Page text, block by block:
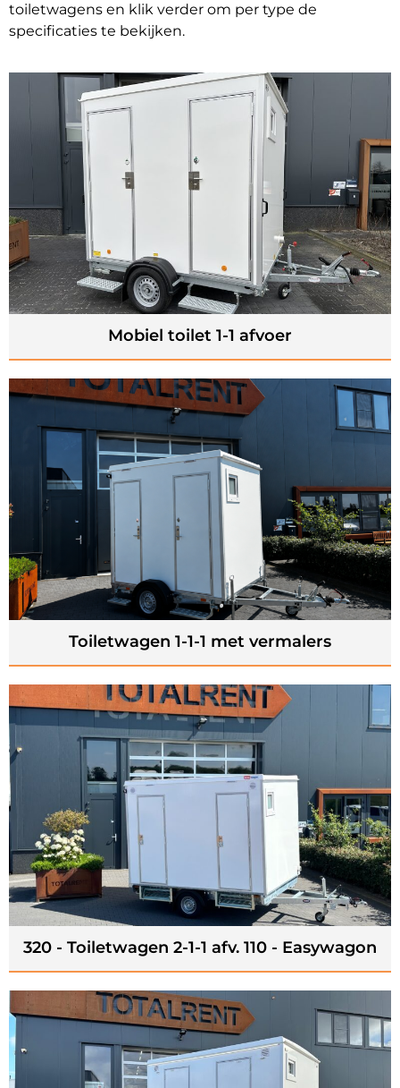
toiletwagens en klik verder om per type de
specificaties te bekijken.
Mobiel toilet 1-1 afvoer
Toiletwagen 1-1-1 met vermalers
320 - Toiletwagen 2-1-1 afv. 110 - Easywagon